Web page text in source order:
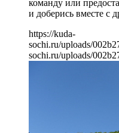
команду или
и доберись вместе с
https://kuda-
sochi.ru/uploads/
sochi.ru/uploads/